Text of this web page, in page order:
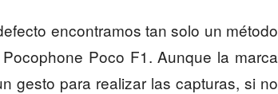
encontramos tan solo un método
Poco F1. Aunque la marca
gesto para realizar las capturas, si no